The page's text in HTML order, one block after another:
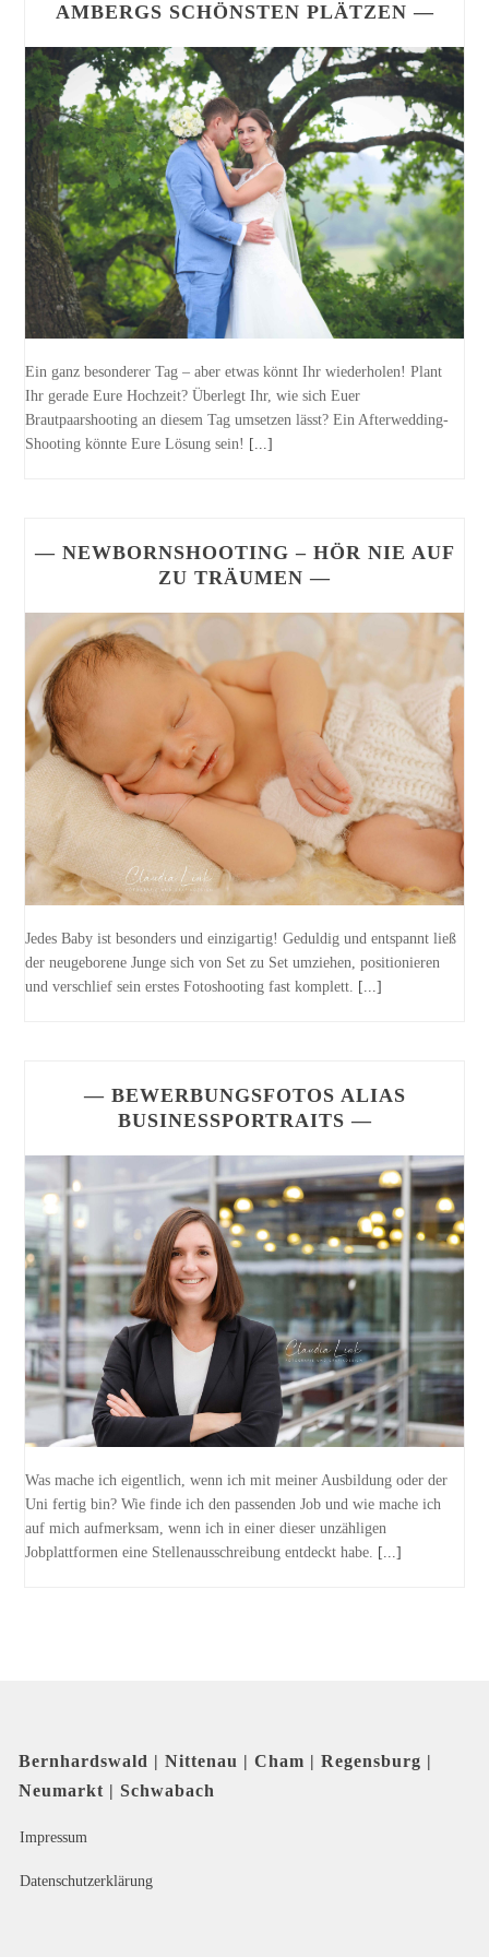
AMBERGS SCHÖNSTEN PLÄTZEN —
Ein ganz besonderer Tag – aber etwas könnt Ihr wiederholen! Plant
Ihr gerade Eure Hochzeit? Überlegt Ihr, wie sich Euer
Brautpaarshooting an diesem Tag umsetzen lässt? Ein Afterwedding-
Shooting könnte Eure Lösung sein! [...]
— NEWBORNSHOOTING – HÖR NIE AUF
ZU TRÄUMEN —
Jedes Baby ist besonders und einzigartig! Geduldig und entspannt ließ
der neugeborene Junge sich von Set zu Set umziehen, positionieren
und verschlief sein erstes Fotoshooting fast komplett. [...]
— BEWERBUNGSFOTOS ALIAS
BUSINESSPORTRAITS —
Was mache ich eigentlich, wenn ich mit meiner Ausbildung oder der
Uni fertig bin? Wie finde ich den passenden Job und wie mache ich
auf mich aufmerksam, wenn ich in einer dieser unzähligen
Jobplattformen eine Stellenausschreibung entdeckt habe.
[...]
Bernhardswald | Nittenau | Cham | Regensburg |
Neumarkt | Schwabach
Impressum
Datenschutzerklärung